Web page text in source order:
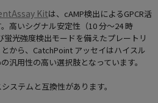
Kitは、cAMP検出によるGPCR活
高いシグナル安定性（10 分～24 時
光強度検出モードを備えたプレートリ
から、CatchPoint アッセイはハイスル
汎用性の高い選択肢となっています。
ステムと互換性があります。